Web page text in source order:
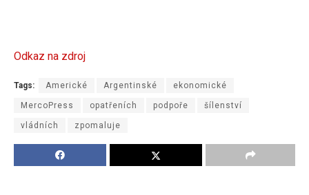
Odkaz na zdroj
Tags: Americké Argentinské ekonomické
MercoPress opatřeních podpoře šílenství
vládních zpomaluje